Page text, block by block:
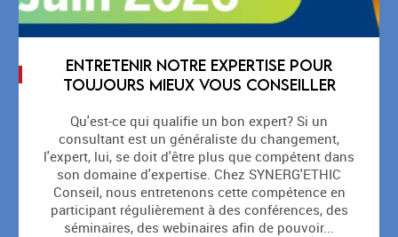
ENTRETENIR NOTRE EXPERTISE POUR
TOUJOURS MIEUX VOUS CONSEILLER
Qu'est-ce qui qualifie un bon expert? Si un
consultant est un généraliste du changement,
l'expert, lui, se doit d'être plus que compétent dans
son domaine d'expertise. Chez SYNERG'ETHIC
Conseil, nous entretenons cette compétence en
participant régulièrement à des conférences, des
séminaires, des webinaires afin de pouvoir...